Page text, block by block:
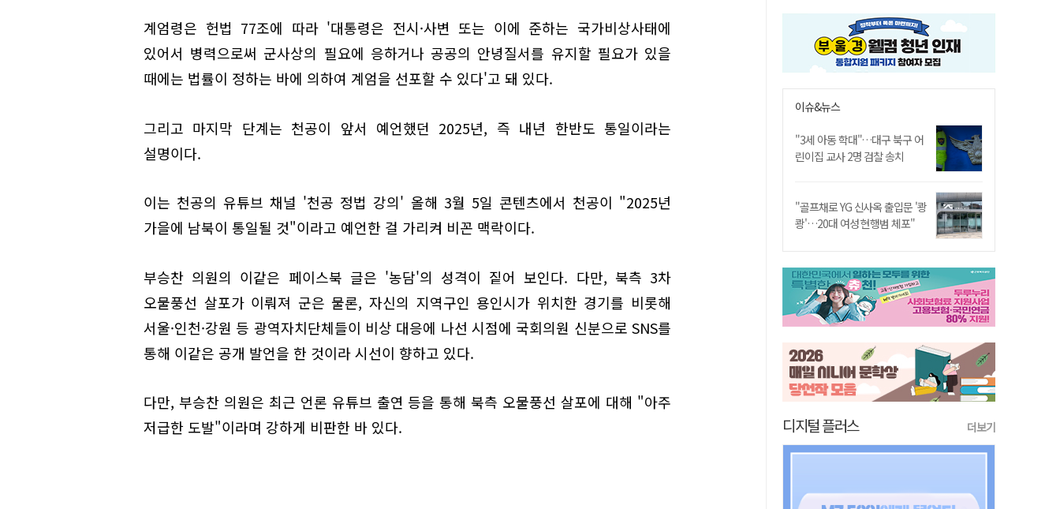
계엄령은 헌법 77조에 따라 '대통령은 전시·사변 또는 이에 준하는 국가비상사태에
있어서 병력으로써 군사상의 필요에 응하거나 공공의 안녕질서를 유지할 필요가 있을
때에는 법률이 정하는 바에 의하여 계엄을 선포할 수 있다'고 돼 있다.
그리고 마지막 단계는 천공이 앞서 예언했던 2025년, 즉 내년 한반도 통일이라는
설명이다.
이는 천공의 유튜브 채널 '천공 정법 강의' 올해 3월 5일 콘텐츠에서 천공이 "2025년
가을에 남북이 통일될 것"이라고 예언한 걸 가리켜 비꼰 맥락이다.
부승찬 의원의 이같은 페이스북 글은 '농담'의 성격이 짙어 보인다. 다만, 북측 3차
오물풍선 살포가 이뤄져 군은 물론, 자신의 지역구인 용인시가 위치한 경기를 비롯해
서울·인천·강원 등 광역자치단체들이 비상 대응에 나선 시점에 국회의원 신분으로 SNS를
통해 이같은 공개 발언을 한 것이라 시선이 향하고 있다.
다만, 부승찬 의원은 최근 언론 유튜브 출연 등을 통해 북측 오물풍선 살포에 대해 "아주
저급한 도발"이라며 강하게 비판한 바 있다.
이슈&뉴스
"3세 아동 학대"…대구 북구 어
린이집 교사 2명 검찰 송치
"골프채로 YG 신사옥 출입문 '쾅
쾅'…20대 여성 현행범 체포"
디지털 플러스 더보기